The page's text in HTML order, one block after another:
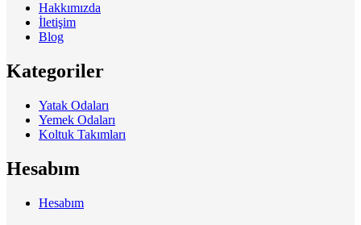
Hakkımızda
İletişim
Blog
Kategoriler
Yatak Odaları
Yemek Odaları
Koltuk Takımları
Hesabım
Hesabım